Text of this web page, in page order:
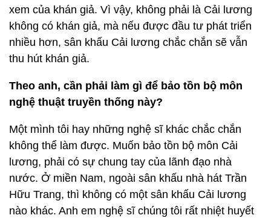
xem của khán giả. Vì vậy, không phải là Cải lương
không có khán giả, mà nếu được đầu tư phát triển
nhiều hơn, sân khấu Cải lương chắc chắn sẽ vẫn
thu hút khán giả.
Theo anh, cần phải làm gì để bảo tồn bộ môn
nghệ thuật truyền thống này?
Một mình tôi hay những nghệ sĩ khác chắc chắn
không thể làm được. Muốn bảo tồn bộ môn Cải
lương, phải có sự chung tay của lãnh đạo nhà
nước. Ở miền Nam, ngoài sân khấu nhà hát Trần
Hữu Trang, thì không có một sân khấu Cải lương
nào khác. Anh em nghệ sĩ chúng tôi rất nhiệt huyết